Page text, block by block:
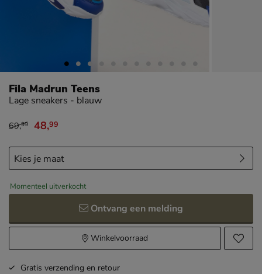
Fila Madrun Teens
Lage sneakers - blauw
van € 69,99 voor € 48,99
69,99 48,99
Momenteel uitverkocht
Ontvang een melding
Winkelvoorraad
Gratis verzending en retour